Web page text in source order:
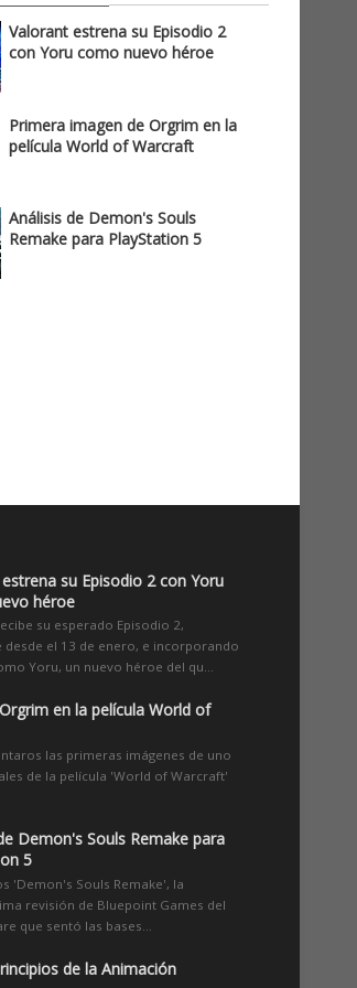
Valorant estrena su Episodio 2
con Yoru como nuevo héroe
Primera imagen de Orgrim en la
película World of Warcraft
Análisis de Demon's Souls
Remake para PlayStation 5
su Episodio 2 con Yoru
héroe
su esperado Episodio 2,
desde el 13 de enero, e incorporando
Yoru, un nuevo héroe del qu...
en la película World of
las primeras imágenes de uno
de la película 'World of Warcraft'
Demon's Souls Remake para
5
'Demon's Souls Remake', la
revisión de Bluepoint Games del
que sentó las bases...
de la Animación